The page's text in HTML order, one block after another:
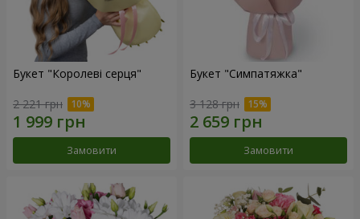
Букет "Королеві серця"
2 221 грн
Замовити
Букет "Симпатяжка"
3 128 грн
Замовити